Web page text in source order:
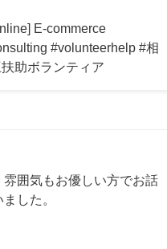
E-commerce
#volunteerhelp #相
助ボランティア
囲気もお優しい方でお話
した。